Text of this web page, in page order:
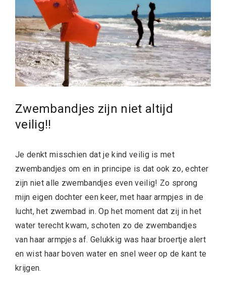
Zwembandjes zijn niet altijd
veilig!!
Je denkt misschien dat je kind veilig is met
zwembandjes om en in principe is dat ook zo, echter
zijn niet alle zwembandjes even veilig! Zo sprong
mijn eigen dochter een keer, met haar armpjes in de
lucht, het zwembad in. Op het moment dat zij in het
water terecht kwam, schoten zo de zwembandjes
van haar armpjes af. Gelukkig was haar broertje alert
en wist haar boven water en snel weer op de kant te
krijgen.